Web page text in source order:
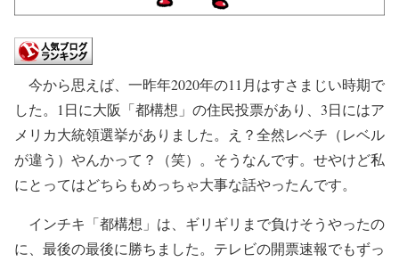
今から思えば、一昨年2020年の11月はすさまじい時期で
した。1日に大阪「都構想」の住民投票があり、3日にはア
メリカ大統領選挙がありました。え？全然レベチ（レベル
が違う）やんかって？（笑）。そうなんです。せやけど私
にとってはどちらもめっちゃ大事な話やったんです。
インチキ「都構想」は、ギリギリまで負けそうやったの
に、最後の最後に勝ちました。テレビの開票速報でもずっ